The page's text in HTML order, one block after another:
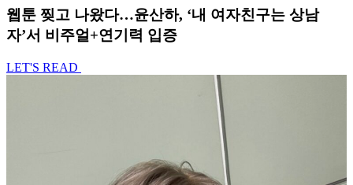
웹툰 찢고 나왔다…윤산하, ‘내 여자친구는 상남
자’서 비주얼+연기력 입증
LET'S READ